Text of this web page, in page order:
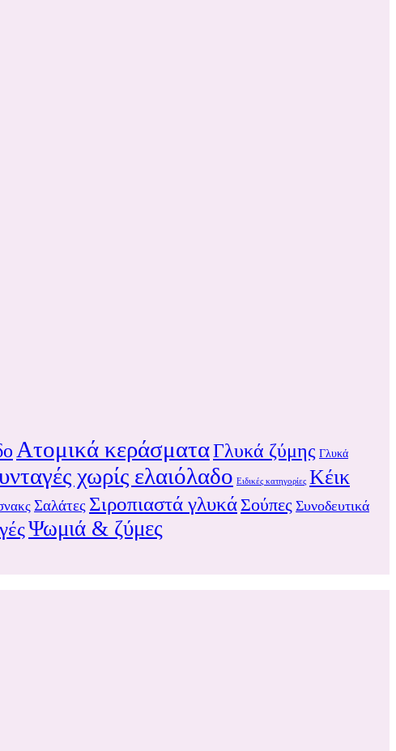
Ατομικά κεράσματαΓλυκά ζύμης Γλυκά
χωρίς ελαιόλαδο Ειδικές κατηγορίες Κέικ
Σαλάτες Σιροπιαστά γλυκάΣούπες Συνοδευτικά
Ψωμιά & ζύμες